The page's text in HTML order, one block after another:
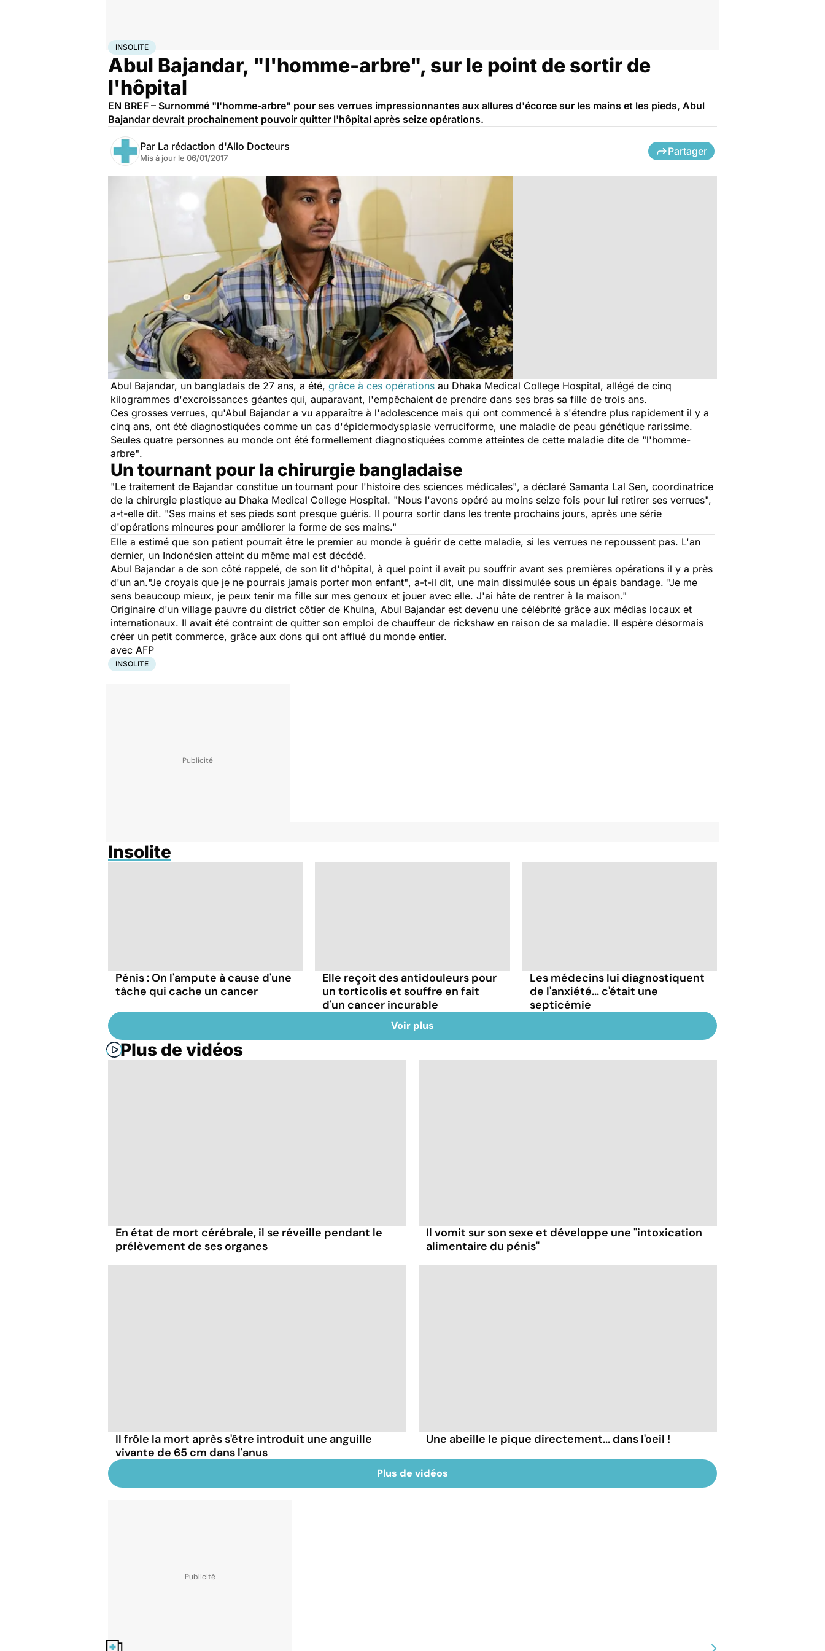
AccueilSantéInsolite
INSOLITE
Abul Bajandar, "l'homme-arbre", sur le point de sortir de
l'hôpital
EN BREF – Surnommé "l'homme-arbre" pour ses verrues impressionnantes aux allures d'écorce sur les mains et les pieds, Abul
Bajandar devrait prochainement pouvoir quitter l'hôpital après seize opérations.
Par La rédaction d'Allo Docteurs
Mis à jour le 06/01/2017
Partager
Abul Bajandar, un bangladais de 27 ans, a été, grâce à ces opérations au Dhaka Medical College Hospital, allégé de cinq
kilogrammes d'excroissances géantes qui, auparavant, l'empêchaient de prendre dans ses bras sa fille de trois ans.
Ces grosses verrues, qu'Abul Bajandar a vu apparaître à l'adolescence mais qui ont commencé à s'étendre plus rapidement il y a
cinq ans, ont été diagnostiquées comme un cas d'épidermodysplasie verruciforme, une maladie de peau génétique rarissime.
Seules quatre personnes au monde ont été formellement diagnostiquées comme atteintes de cette maladie dite de "l'homme-
arbre".
Un tournant pour la chirurgie bangladaise
"Le traitement de Bajandar constitue un tournant pour l'histoire des sciences médicales", a déclaré Samanta Lal Sen, coordinatrice
de la chirurgie plastique au Dhaka Medical College Hospital. "Nous l'avons opéré au moins seize fois pour lui retirer ses verrues",
a-t-elle dit. "Ses mains et ses pieds sont presque guéris. Il pourra sortir dans les trente prochains jours, après une série
d'opérations mineures pour améliorer la forme de ses mains."
Elle a estimé que son patient pourrait être le premier au monde à guérir de cette maladie, si les verrues ne repoussent pas. L'an
dernier, un Indonésien atteint du même mal est décédé.
Abul Bajandar a de son côté rappelé, de son lit d'hôpital, à quel point il avait pu souffrir avant ses premières opérations il y a près
d'un an."Je croyais que je ne pourrais jamais porter mon enfant", a-t-il dit, une main dissimulée sous un épais bandage. "Je me
sens beaucoup mieux, je peux tenir ma fille sur mes genoux et jouer avec elle. J'ai hâte de rentrer à la maison."
Originaire d'un village pauvre du district côtier de Khulna, Abul Bajandar est devenu une célébrité grâce aux médias locaux et
internationaux. Il avait été contraint de quitter son emploi de chauffeur de rickshaw en raison de sa maladie. Il espère désormais
créer un petit commerce, grâce aux dons qui ont afflué du monde entier.
avec AFP
INSOLITE
Insolite
Pénis : On l'ampute à cause d'une
tâche qui cache un cancer
Elle reçoit des antidouleurs pour
un torticolis et souffre en fait
d'un cancer incurable
Les médecins lui diagnostiquent
de l'anxiété... c'était une
septicémie
Voir plus
Plus de vidéos
En état de mort cérébrale, il se réveille pendant le
prélèvement de ses organes
Il vomit sur son sexe et développe une "intoxication
alimentaire du pénis"
Il frôle la mort après s'être introduit une anguille
vivante de 65 cm dans l'anus
Une abeille le pique directement... dans l'oeil !
Plus de vidéos